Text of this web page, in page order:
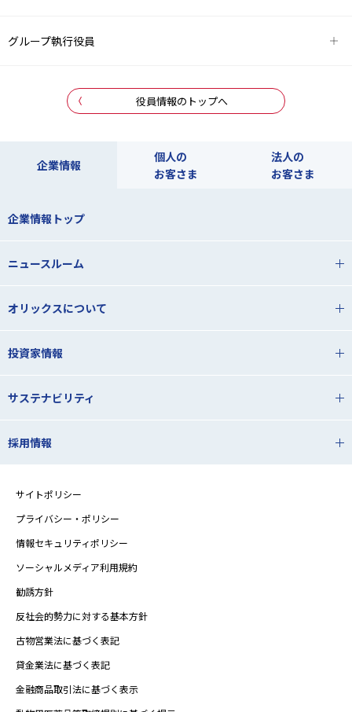
グループ執行役員
役員情報のトップへ
企業情報
個人の
お客さま
法人の
お客さま
企業情報トップ
ニュースルーム
オリックスについて
投資家情報
サステナビリティ
採用情報
サイトポリシー
プライバシー・ポリシー
情報セキュリティポリシー
ソーシャルメディア利用規約
勧誘方針
反社会的勢力に対する基本方針
古物営業法に基づく表記
貸金業法に基づく表記
金融商品取引法に基づく表示